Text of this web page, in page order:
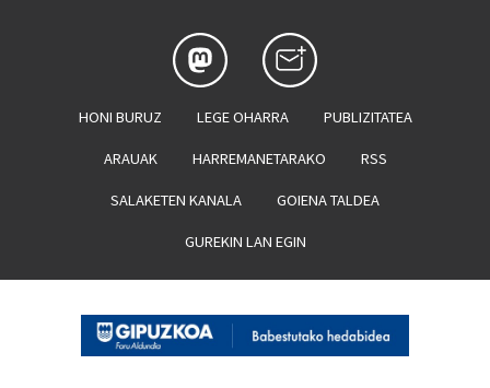
HONI BURUZ LEGE OHARRA PUBLIZITATEA
ARAUAK HARREMANETARAKO RSS
SALAKETEN KANALA GOIENA TALDEA
GUREKIN LAN EGIN